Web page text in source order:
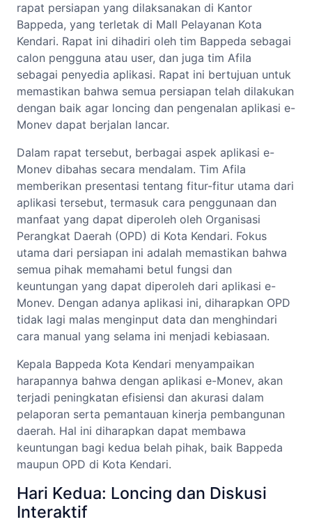
rapat persiapan yang dilaksanakan di Kantor
Bappeda, yang terletak di Mall Pelayanan Kota
Kendari. Rapat ini dihadiri oleh tim Bappeda sebagai
calon pengguna atau user, dan juga tim Afila
sebagai penyedia aplikasi. Rapat ini bertujuan untuk
memastikan bahwa semua persiapan telah dilakukan
dengan baik agar loncing dan pengenalan aplikasi e-
Monev dapat berjalan lancar.
Dalam rapat tersebut, berbagai aspek aplikasi e-
Monev dibahas secara mendalam. Tim Afila
memberikan presentasi tentang fitur-fitur utama dari
aplikasi tersebut, termasuk cara penggunaan dan
manfaat yang dapat diperoleh oleh Organisasi
Perangkat Daerah (OPD) di Kota Kendari. Fokus
utama dari persiapan ini adalah memastikan bahwa
semua pihak memahami betul fungsi dan
keuntungan yang dapat diperoleh dari aplikasi e-
Monev. Dengan adanya aplikasi ini, diharapkan OPD
tidak lagi malas menginput data dan menghindari
cara manual yang selama ini menjadi kebiasaan.
Kepala Bappeda Kota Kendari menyampaikan
harapannya bahwa dengan aplikasi e-Monev, akan
terjadi peningkatan efisiensi dan akurasi dalam
pelaporan serta pemantauan kinerja pembangunan
daerah. Hal ini diharapkan dapat membawa
keuntungan bagi kedua belah pihak, baik Bappeda
maupun OPD di Kota Kendari.
Hari Kedua: Loncing dan Diskusi
Interaktif